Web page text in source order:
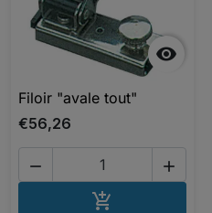

Filoir "avale tout"
€56,26
 
 AJOUTER